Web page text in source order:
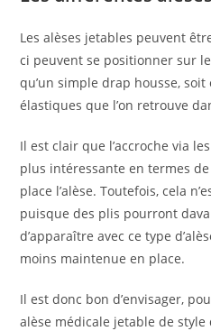
Les alèses jetables peuvent
ci peuvent se positionner sur
qu’un simple drap housse,
élastiques que l’on retrouve
Il est clair que l’accroche via
plus intéressante en termes
place l’alèse. Toutefois, cela
puisque des plis pourront
d’apparaître avec ce type
moins maintenue en place.
Il est donc bon d’envisager,
alèse médicale jetable de style